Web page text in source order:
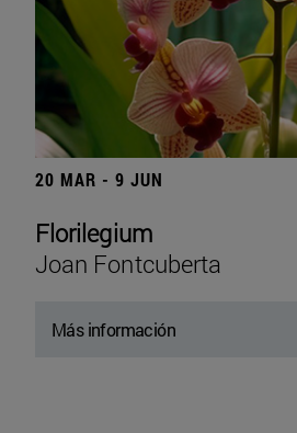
20 MAR - 9 JUN
Florilegium
Joan Fontcuberta
Más información